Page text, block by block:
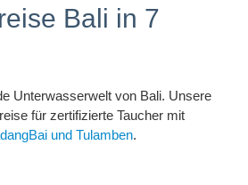
Bali in 7
Unterwasserwelt von Bali. Unsere
für zertifizierte Taucher mit
und Tulamben.